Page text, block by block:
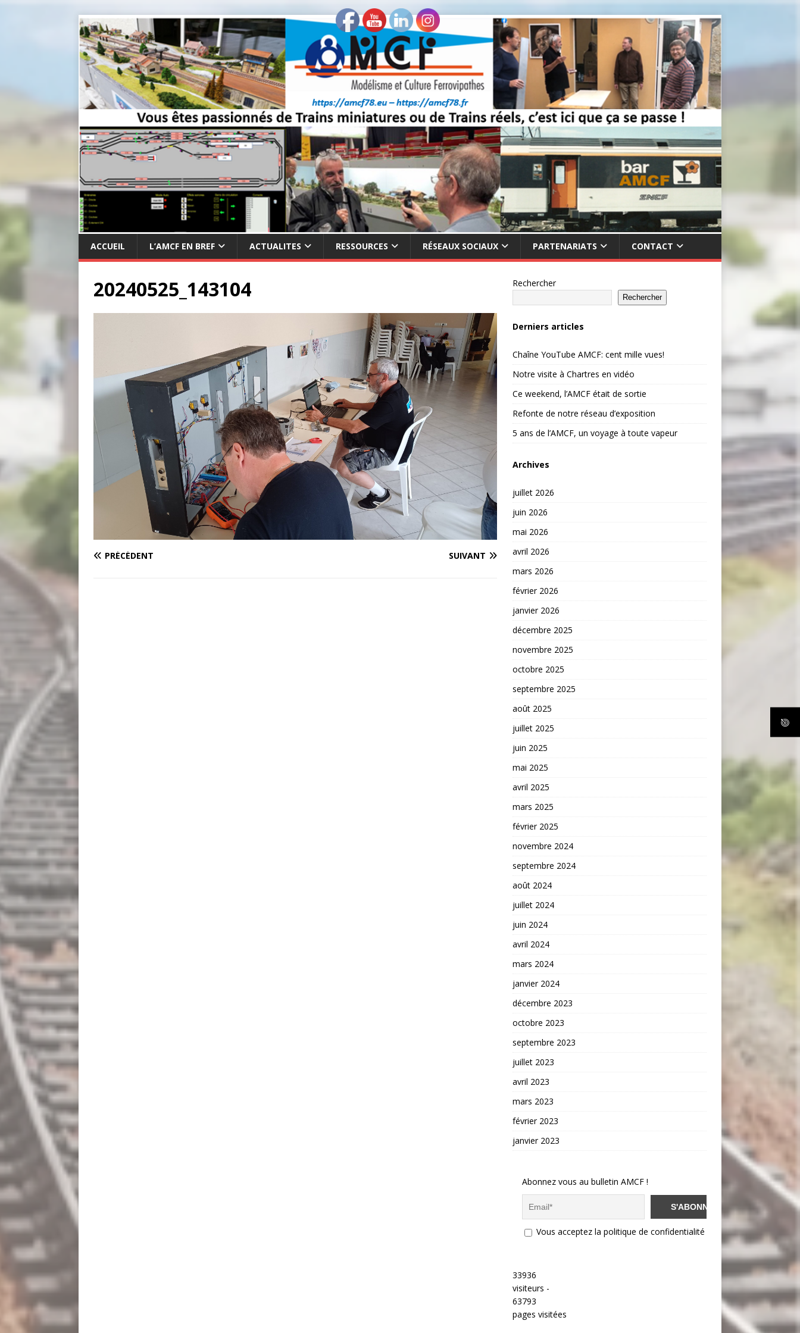
ACCUEIL L’AMCF EN BREF ACTUALITES RESSOURCES RÉSEAUX SOCIAUX PARTENARIATS CONTACT
20240525_143104
PRÉCÉDENT SUIVANT
Rechercher
Rechercher
Derniers articles
Chaîne YouTube AMCF: cent mille vues!
Notre visite à Chartres en vidéo
Ce weekend, l’AMCF était de sortie
Refonte de notre réseau d’exposition
5 ans de l’AMCF, un voyage à toute vapeur
Archives
juillet 2026
juin 2026
mai 2026
avril 2026
mars 2026
février 2026
janvier 2026
décembre 2025
novembre 2025
octobre 2025
septembre 2025
août 2025
juillet 2025
juin 2025
mai 2025
avril 2025
mars 2025
février 2025
novembre 2024
septembre 2024
août 2024
juillet 2024
juin 2024
avril 2024
mars 2024
janvier 2024
décembre 2023
octobre 2023
septembre 2023
juillet 2023
avril 2023
mars 2023
février 2023
janvier 2023
Abonnez vous au bulletin AMCF !
Vous acceptez la politique de confidentialité
33936
visiteurs -
63793
pages visitées